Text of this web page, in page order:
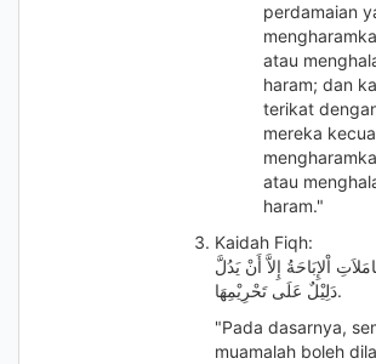
perdamaian
atau
haram; dan
terikat
mereka
atau
haram."
Kaidah Fiqh:
اْلإِبَاحَةُ إِلاَّ أَنْ يَدُلَّ
دَلِيْلٌ عَلَى تَحْرِيْمِهَا.
"Pada dasarnya,
muamalah boleh